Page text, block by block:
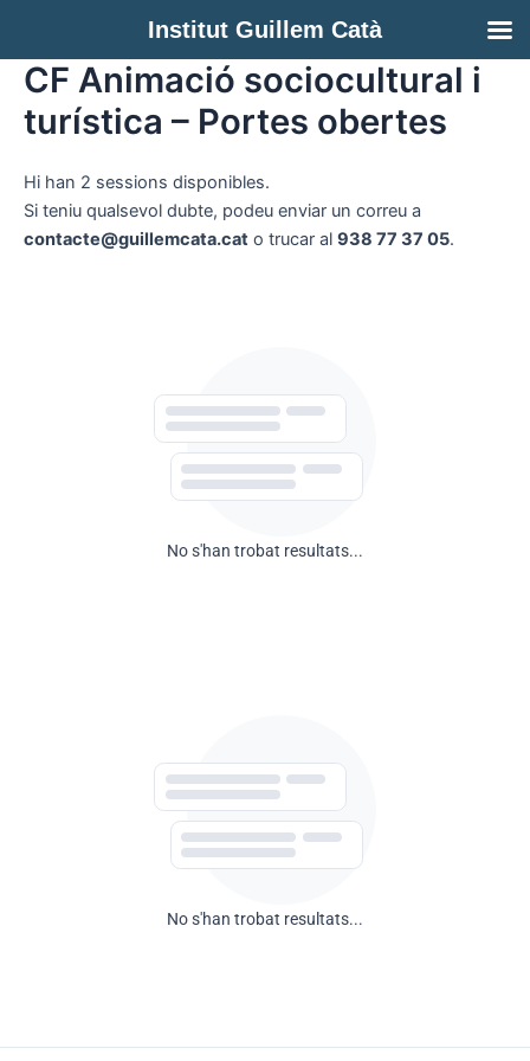
contingut
CF Animació sociocultural i
turística – Portes obertes
Hi han 2 sessions disponibles.
Si teniu qualsevol dubte, podeu enviar un correu a
contacte@guillemcata.cat o trucar al 938 77 37 05.
No s'han trobat resultats...
No s'han trobat resultats...
Institut Guillem Catà